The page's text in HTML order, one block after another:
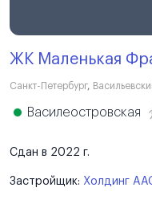
ЖК Маленькая
Санкт-Петербург,
Василеостровская
Сдан в 2022 г.
Застройщик: Холдинг